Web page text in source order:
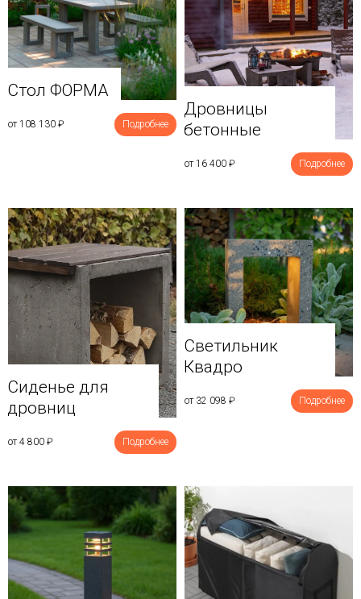
Стол ФОРМА
от 108 130 ₽ Подробнее
Дровницы
бетонные
от 16 400 ₽ Подробнее
Сиденье для
дровниц
от 4 800 ₽ Подробнее
Светильник
Квадро
от 32 098 ₽ Подробнее